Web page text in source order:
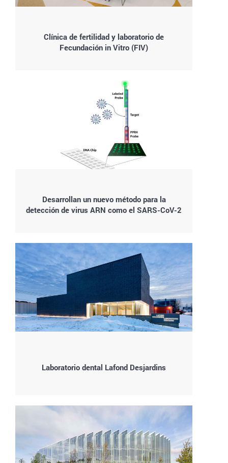
Clínica de fertilidad y laboratorio de
Fecundación in Vitro (FIV)
Desarrollan un nuevo método para la
detección de virus ARN como el SARS-CoV-2
Laboratorio dental Lafond Desjardins